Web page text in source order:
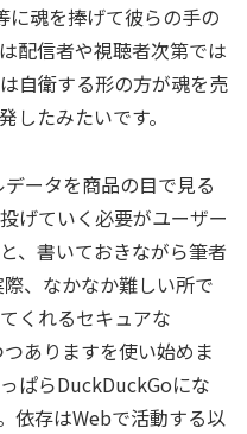
魂を捧げて彼らの手の
配信者や視聴者次第では
自衛する形の方が魂を売
したみたいです。
ータを商品の目で見る
げていく必要がユーザー
、書いておきながら筆者
、なかなか難しい所で
くれるセキュアな
ありますを使い始めま
ぱらDuckDuckGoにな
依存はWebで活動する以